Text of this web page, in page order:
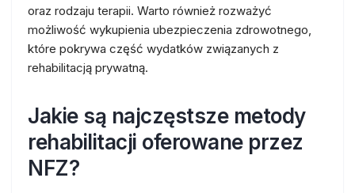
oraz rodzaju terapii. Warto również rozważyć
możliwość wykupienia ubezpieczenia zdrowotnego,
które pokrywa część wydatków związanych z
rehabilitacją prywatną.
Jakie są najczęstsze metody
rehabilitacji oferowane przez
NFZ?